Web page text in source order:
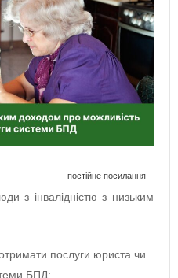
постійне посилання
з інвалідністю з низьким
послуги юриста чи
БПД: